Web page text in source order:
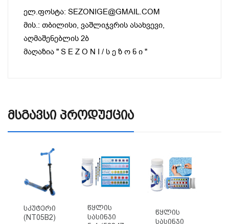
ელ.ფოსტა: SEZONIGE@GMAIL.COM
მის.: თბილისი, ვაშლიჯვრის ასახვევი,
აღმაშენებლის 2ბ
მაღაზია " S E Z O N I / ს ე ზ ო ნ ი "
Მსგავსი Პროდუქცია
Სკუტერი
(NT05B2)
Წყლის
Სასინჯი
Წყლის
Სასინჯი